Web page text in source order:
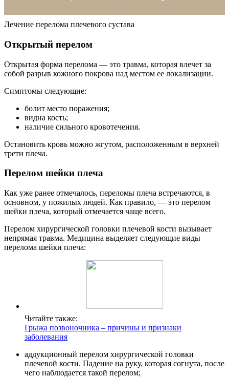
Лечение перелома плечевого сустава
Открытый перелом
Открытая форма перелома — это травма, которая влечет за
собой разрыв кожного покрова над местом ее локализации.
Симптомы следующие:
болит место поражения;
видна кость;
наличие сильного кровотечения.
Остановить кровь можно жгутом, расположенным в верхней
трети плеча.
Перелом шейки плеча
Как уже ранее отмечалось, переломы плеча встречаются, в
основном, у пожилых людей. Как правило, — это перелом
шейки плеча, который отмечается чаще всего.
Перелом хирургической головки плечевой кости вызывает
непрямая травма. Медицина выделяет следующие виды
перелома шейки плеча:
Читайте также:
Грыжа позвоночника – причины и признаки
заболевания
аддукционный перелом хирургической головки
плечевой кости. Падение на руку, которая согнута, после
чего наблюдается такой перелом;